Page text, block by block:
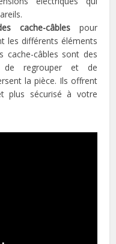
cache-câblespour
les différents éléments
cache-câbles sont des
de regrouper et de
la pièce. Ils offrent
plus sécurisé à votre